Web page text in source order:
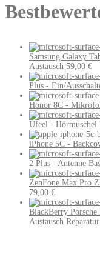
Samsung Galaxy
Austausch 59,00 €
Plus - Ein/
Honor 8C -
Ufeel - Hörmuschel
iPhone 5C -
2 Plus - Antenne
ZenFone Max Pro
79,00 €
BlackBerry
Austausch Reparatur